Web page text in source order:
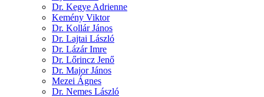
Dr. Kegye Adrienne
Kemény Viktor
Dr. Kollár János
Dr. Lajtai László
Dr. Lázár Imre
Dr. Lőrincz Jenő
Dr. Major János
Mezei Ágnes
Dr. Nemes László